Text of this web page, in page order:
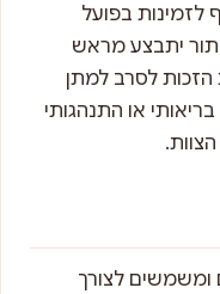
לזמינות בפועל
תור יתבצע מראש
לסרב למתן
או התנהגותי
ומשמשים לצורך